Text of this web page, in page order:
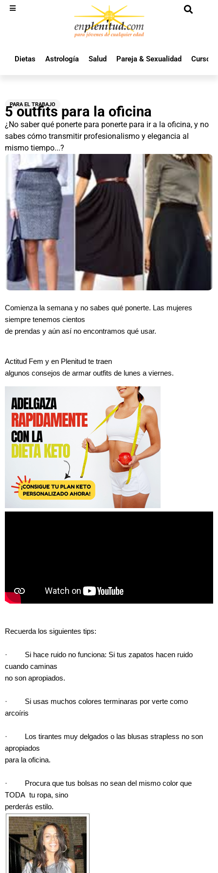
Dietas Astrología Salud Pareja & Sexualidad Cursos
PARA EL TRABAJO
5 outfits para la oficina
¿No saber qué ponerte para ponerte para ir a la oficina, y no
sabes cómo transmitir profesionalismo y elegancia al
mismo tiempo...?
Comienza la semana y no sabes qué ponerte. Las mujeres
siempre tenemos cientos
de prendas y aún así no encontramos qué usar.
Actitud Fem y en Plenitud te traen
algunos consejos de armar outfits de lunes a viernes.
Recuerda los siguientes tips:
· Si hace ruido no funciona: Si tus zapatos hacen ruido
cuando caminas
no son apropiados.
· Si usas muchos colores terminaras por verte como
arcoíris
· Los tirantes muy delgados o las blusas strapless no son
apropiados
para la oficina.
· Procura que tus bolsas no sean del mismo color que
TODA tu ropa, sino
perderás estilo.